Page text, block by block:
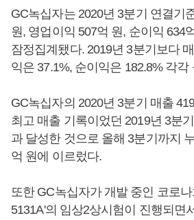
GC녹십자는 2020년 3분기 연결기
원, 영업이익 507억 원, 순이익 634
잠정집계됐다. 2019년 3분기보다
익은 37.1%, 순이익은 182.8% 각각
GC녹십자의 2020년 3분기 매출
최고 매출 기록이었던 2019년 3분
과 달성한 것으로 올해 3분기까지
억 원에 이르렀다.
또한 GC녹십자가 개발 중인 코로
5131A'의 임상2상시험이 진행되면